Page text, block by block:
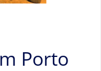
Porto